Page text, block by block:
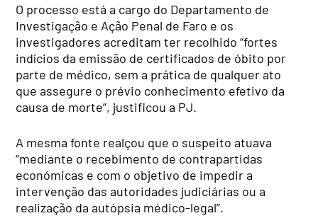
O processo está a cargo do Departamento de
Investigação e Ação Penal de Faro e os
investigadores acreditam ter recolhido “fortes
indícios da emissão de certificados de óbito por
parte de médico, sem a prática de qualquer ato
que assegure o prévio conhecimento efetivo da
causa de morte”, justificou a PJ.
A mesma fonte realçou que o suspeito atuava
“mediante o recebimento de contrapartidas
económicas e com o objetivo de impedir a
intervenção das autoridades judiciárias ou a
realização da autópsia médico-legal”.